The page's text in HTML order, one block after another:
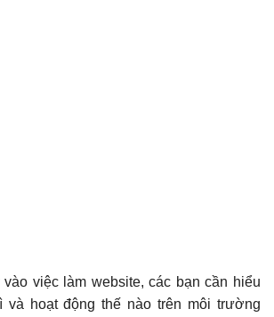
việc làm website, các bạn cần hiểu
và hoạt động thế nào trên môi trường